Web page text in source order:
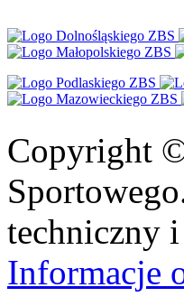
Copyright
techniczny
Informacje